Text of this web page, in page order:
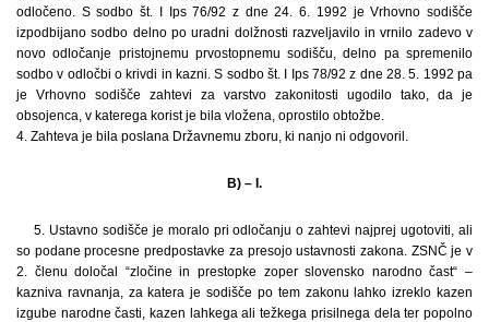
odločeno. S sodbo št. I Ips 76/92 z dne 24. 6. 1992 je Vrhovno sodišče
izpodbijano sodbo delno po uradni dolžnosti razveljavilo in vrnilo zadevo v
novo odločanje pristojnemu prvostopnemu sodišču, delno pa spremenilo
sodbo v odločbi o krivdi in kazni. S sodbo št. I Ips 78/92 z dne 28. 5. 1992 pa
je Vrhovno sodišče zahtevi za varstvo zakonitosti ugodilo tako, da je
obsojenca, v katerega korist je bila vložena, oprostilo obtožbe.
4. Zahteva je bila poslana Državnemu zboru, ki nanjo ni odgovoril.
B) – I.
5. Ustavno sodišče je moralo pri odločanju o zahtevi najprej ugotoviti, ali
so podane procesne predpostavke za presojo ustavnosti zakona. ZSNČ je v
2. členu določal “zločine in prestopke zoper slovensko narodno čast“ –
kazniva ravnanja, za katera je sodišče po tem zakonu lahko izreklo kazen
izgube narodne časti, kazen lahkega ali težkega prisilnega dela ter popolno